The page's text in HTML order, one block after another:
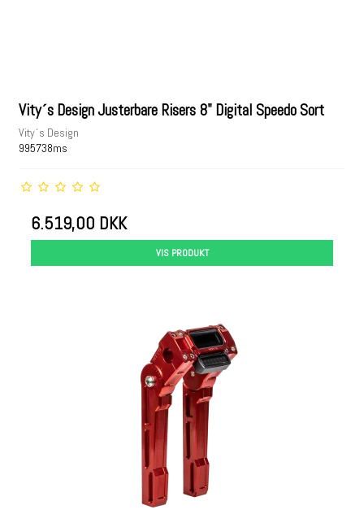
Vity´s Design Justerbare Risers 8" Digital Speedo Sort
Vity´s Design
995738ms
6.519,00 DKK
VIS PRODUKT